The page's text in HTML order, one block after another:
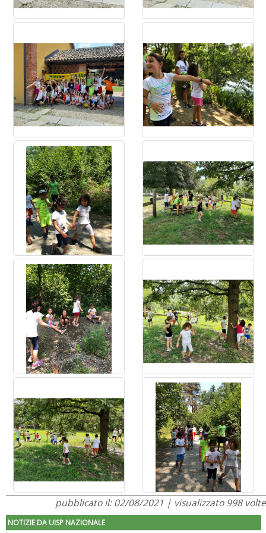
pubblicato il: 02/08/2021 | visualizzato 998 volte
NOTIZIE DA UISP NAZIONALE